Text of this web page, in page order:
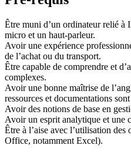
Être muni d’un ordinateur relié à
micro et un haut-parleur.
Avoir une expérience
de l’achat ou du transport.
Être capable de comprendre et
complexes.
Avoir une bonne maîtrise de
ressources et documentations
Avoir des notions de base en
Avoir un esprit analytique et une
Être à l’aise avec l’utilisation
Office, notamment Excel).